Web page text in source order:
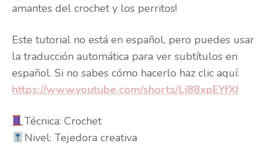
amantes del crochet y los perritos!
Este tutorial no está en español, pero puedes usar
la traducción automática para ver subtítulos en
español. Si no sabes cómo hacerlo haz clic aquí:
https://www.youtube.com/shorts/Li88xpEYfXI
Técnica: Crochet
Nivel: Tejedora creativa